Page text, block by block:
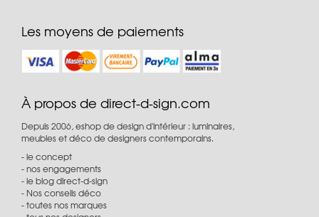
Les moyens de paiements
À propos de direct-d-sign.com
Depuis 2006, eshop de design d'intérieur : luminaires,
meubles et déco de designers contemporains.
le concept
nos engagements
le blog direct-d-sign
Nos conseils déco
toutes nos marques